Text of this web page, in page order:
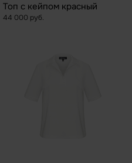
Топ с кейпом красный
44 000 руб.